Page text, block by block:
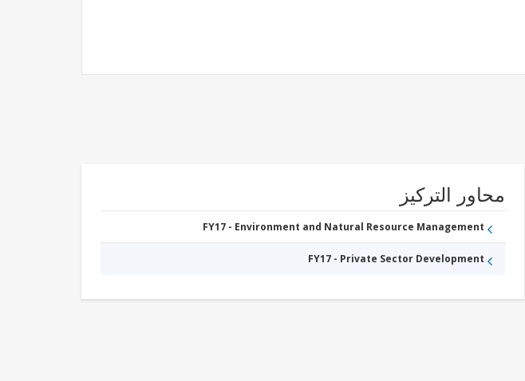
محاور التركيز
FY17 - Environment and Natural Resource Management
FY17 - Private Sector Development